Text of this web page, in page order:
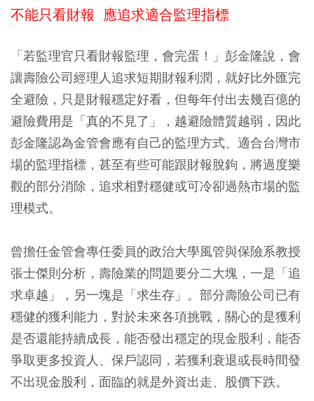
不能只看財報 應追求適合監理指標
「若監理官只看財報監理，會完蛋！」彭金隆說，會
讓壽險公司經理人追求短期財報利潤，就好比外匯完
全避險，只是財報穩定好看，但每年付出去幾百億的
避險費用是「真的不見了」，越避險體質越弱，因此
彭金隆認為金管會應有自己的監理方式、適合台灣市
場的監理指標，甚至有些可能跟財報脫鉤，將過度樂
觀的部分消除，追求相對穩健或可冷卻過熱市場的監
理模式。
曾擔任金管會專任委員的政治大學風管與保險系教授
張士傑則分析，壽險業的問題要分二大塊，一是「追
求卓越」，另一塊是「求生存」。部分壽險公司已有
穩健的獲利能力，對於未來各項挑戰，關心的是獲利
是否還能持續成長，能否發出穩定的現金股利，能否
爭取更多投資人、保戶認同，若獲利衰退或長時間發
不出現金股利，面臨的就是外資出走、股價下跌。